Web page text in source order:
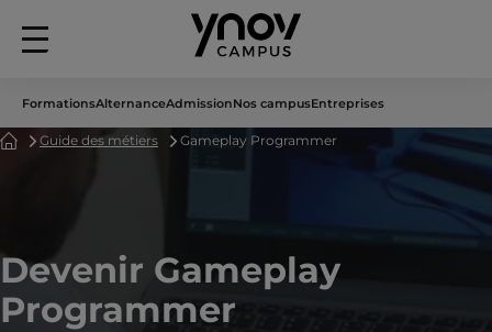
Menu
FormationsAlternanceAdmissionNos campusEntreprises
AccueilGuide des métiers Gameplay Programmer
Devenir Gameplay
Programmer